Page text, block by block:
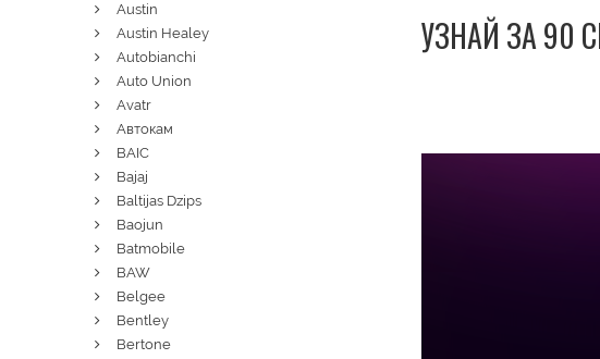
УЗНАЙ ЗА 90
Austin
Austin Healey
Autobianchi
Auto Union
Avatr
Автокам
BAIC
Bajaj
Baltijas Dzips
Baojun
Batmobile
BAW
Belgee
Bentley
Bertone